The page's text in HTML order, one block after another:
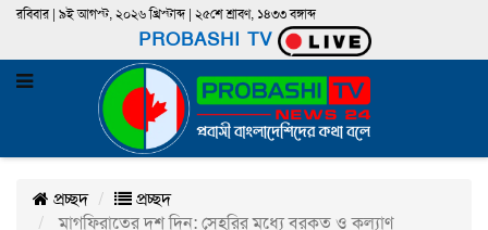
রবিবার | ৯ই আগস্ট, ২০২৬ খ্রিস্টাব্দ | ২৫শে শ্রাবণ, ১৪৩৩ বঙ্গাব্দ
PROBASHI TV
প্রচ্ছদ
প্রচ্ছদ
মাগফিরাতের দশ দিন: সেহরির মধ্যে বরকত ও কল্যাণ